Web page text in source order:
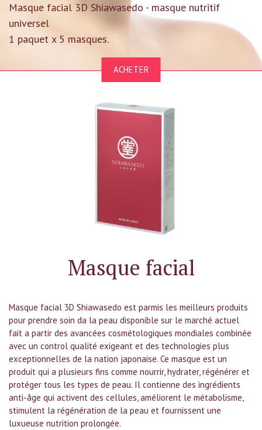
eesti
lietuvių
Masque facial 3D Shiawasedo - masque nutritif
universel
1 paquet x 5 masques.
ACHETER
Masque facial
Masque facial 3D Shiawasedo est parmis les meilleurs produits
pour prendre soin da la peau disponible sur le marché actuel
fait a partir des avancées cosmétologiques mondiales combinée
avec un control qualité exigeant et des technologies plus
exceptionnelles de la nation japonaise. Ce masque est un
produit qui a plusieurs fins comme nourrir, hydrater, régénérer et
protéger tous les types de peau. Il contienne des ingrédients
anti-âge qui activent des cellules, améliorent le métabolisme,
stimulent la régénération de la peau et fournissent une
luxueuse nutrition prolongée.